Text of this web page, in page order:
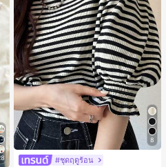
8
#ชุดฤดูร้อน